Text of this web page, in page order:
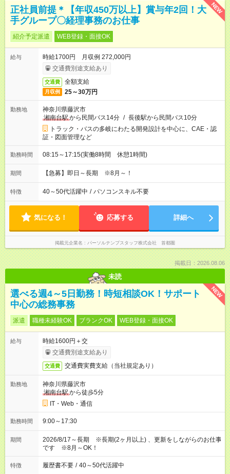
NEW
正社員前提＊【年収450万以上】賞与年2回！大
手グループ〇経理事務のお仕事
紹介予定派遣 WEB登録・面接OK
給与
時給1700円 月収例 272,000円
交通費別途支給あり
交通費 全額支給
月収例 25～30万円
勤務地
神奈川県藤沢市
湘南台駅から民間バス14分 / 長後駅から民間バス10分
トラック・バスの多岐にわたる開発設計を中心に、CAE・認
証・図面管理など
勤務時間 08:15～17:15(実働8時間 休憩1時間)
期間 【急募】即日～長期 ※8月～！
特徴 40～50代活躍中 / パソコンスキル不要
気になる！ 応募する 詳細へ
掲載元企業名 パーソルテンプスタッフ株式会社 首都圏
掲載日：2026.08.06
未読
NEW
選べる週4～5日勤務！時短相談OK！サポート
中心の総務事務
派遣 職種未経験OK ブランクOK WEB登録・面接OK
給与
時給1600円＋交
交通費別途支給あり
交通費 交通費実費支給（当社規定あり）
勤務地
神奈川県藤沢市
湘南台駅から徒歩5分
IT・Web・通信
勤務時間 9:00～17:30
期間
2026/8/17～長期 ※長期(2ヶ月以上) 、更新をしながらのお仕事
です ※8月～OK！
特徴 履歴書不要 / 40～50代活躍中